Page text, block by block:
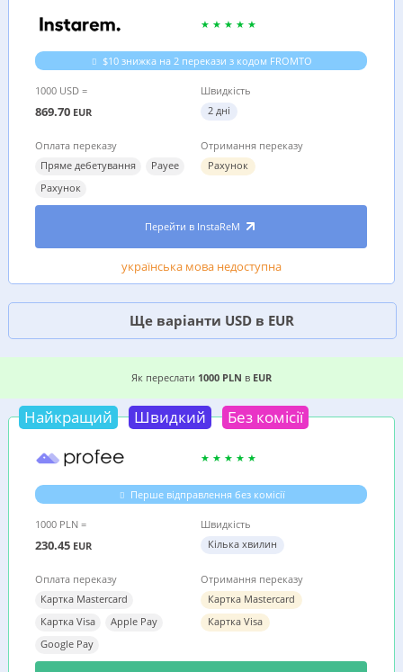
$10 знижка на 2 перекази з кодом FROMTO
1000 USD =
869.70 EUR
Швидкість
2 дні
Оплата переказу
Пряме дебетування
Payee
Рахунок
Отримання переказу
Рахунок
Перейти в InstaReM
українська мова недоступна
Ще варіанти USD в EUR
6 ВИГІДНИХ ВАРІАНТІВ, ДЕ ДЕШЕВШЕ
Як переслати 1000 PLN в EUR
Найкращий Швидкий Без комісії
Перше відправлення без комісії
1000 PLN =
230.45 EUR
Швидкість
Кілька хвилин
Оплата переказу
Картка Mastercard
Картка Visa
Apple Pay
Google Pay
Отримання переказу
Картка Mastercard
Картка Visa